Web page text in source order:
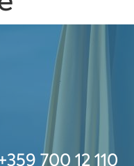
700 12 110